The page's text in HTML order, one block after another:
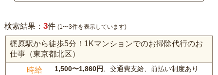
検索結果： 3件 (1〜3件を表示しています)
梶原駅から徒歩5分！1Kマンションでのお掃除代行のお
仕事（東京都北区）
時給 1,500〜1,860円、交通費支給、前払い制度あり